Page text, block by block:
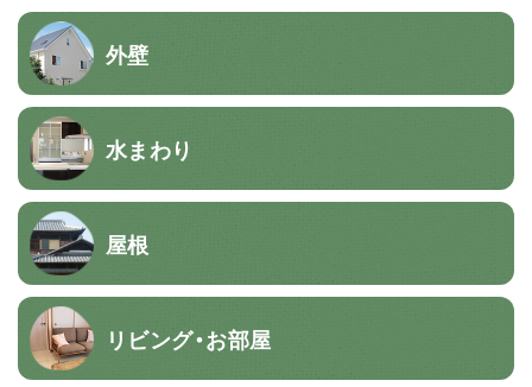
外壁
水まわり
屋根
リビング・お部屋